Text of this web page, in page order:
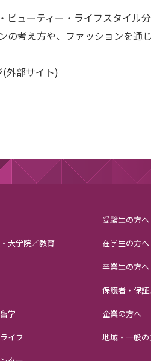
ューティー・ライフスタイル
考え方や、ファッションを通
外部サイト)
大学院／教育
学
イフ
受験生の方へ
在学生の方へ
卒業生の方へ
保護者・保
企業の方へ
地域・一般